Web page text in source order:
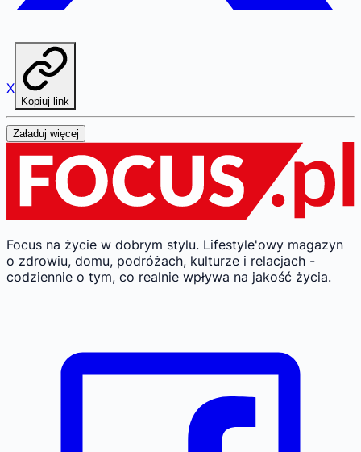
X
Kopiuj link
Załaduj więcej
Focus na życie w dobrym stylu. Lifestyle'owy magazyn
o zdrowiu, domu, podróżach, kulturze i relacjach -
codziennie o tym, co realnie wpływa na jakość życia.